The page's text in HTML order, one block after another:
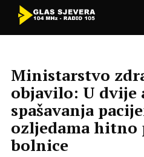
Ministarstvo
objavilo: U dvije
spašavanja
ozljedama hitno
bolnice